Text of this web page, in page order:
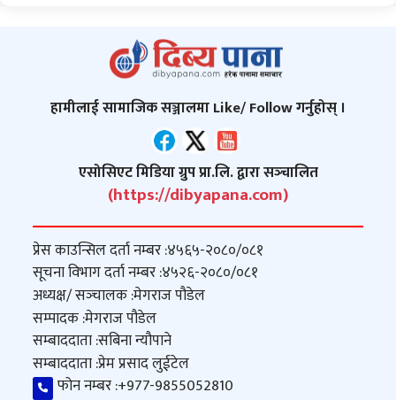
हामीलाई सामाजिक सञ्जालमा Like/ Follow गर्नुहोस् ।
एसोसिएट मिडिया ग्रुप प्रा.लि. द्वारा सञ्‍चालित
(https://dibyapana.com)
प्रेस काउन्सिल दर्ता नम्बर :४५६५-२०८०/०८१
सूचना विभाग दर्ता नम्बर :४५२६-२०८०/०८१
अध्यक्ष/ सञ्‍चालक :मेगराज पौडेल
सम्पादक :मेगराज पौडेल
सम्बाददाता :सबिना न्यौपाने
सम्बाददाता :प्रेम प्रसाद लुईटेल
फोन नम्बर :+977-9855052810